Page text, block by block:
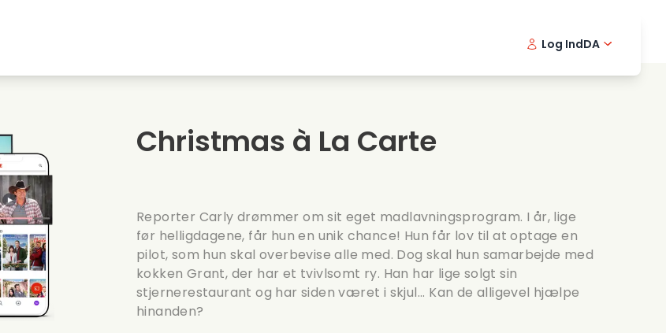
Date film
Romantiske serier
Bryllup
Log IndDA
Christmas à La Carte
Reporter Carly drømmer om sit eget madlavningsprogram. I år, lige
før helligdagene, får hun en unik chance! Hun får lov til at optage en
pilot, som hun skal overbevise alle med. Dog skal hun samarbejde med
kokken Grant, der har et tvivlsomt ry. Han har lige solgt sin
stjernerestaurant og har siden været i skjul... Kan de alligevel hjælpe
hinanden?